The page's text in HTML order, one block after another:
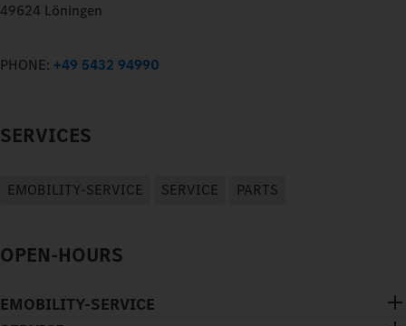
49624 Löningen
PHONE: +49 5432 94990
SERVICES
EMOBILITY-SERVICE SERVICE PARTS
OPEN-HOURS
EMOBILITY-SERVICE